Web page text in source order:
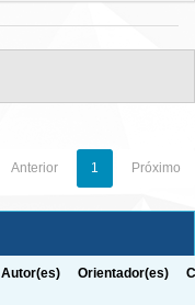
Anterior 1 Próximo
Autor(es) Orientador(es)